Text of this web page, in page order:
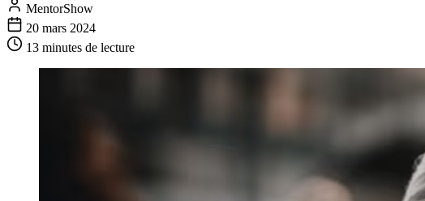
MentorShow
20 mars 2024
13 minutes de lecture